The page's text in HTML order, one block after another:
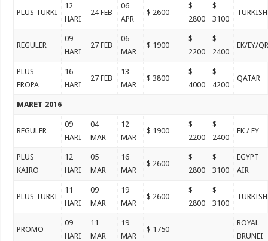
PLUS TURKI
12
HARI
24 FEB
06
APR
$ 2600
$
2800
$
3100
TURKISH
REGULER
09
HARI
27 FEB
06
MAR
$ 1900
$
2200
$
2400
EK/EY/
PLUS
EROPA
16
HARI
27 FEB
13
MAR
$ 3800
$
4000
$
4200
QATAR
MARET 2016
REGULER
09
HARI
04
MAR
12
MAR
$ 1900
$
2200
$
2400
EK / EY
PLUS
KAIRO
12
HARI
05
MAR
16
MAR
$ 2600
$
2800
$
3100
EGYPT
AIR
PLUS TURKI
11
HARI
09
MAR
19
MAR
$ 2600
$
2800
$
3100
TURKISH
PROMO
09
HARI
11
MAR
19
MAR
$ 1750
ROYAL
BRUNEI